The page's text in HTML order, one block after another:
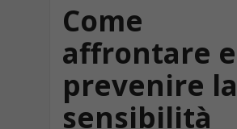
Come
affrontare e
prevenire la
sensibilità